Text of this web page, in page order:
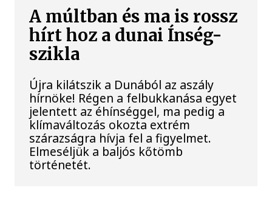
A múltban és ma is rossz
hírt hoz a dunai Ínség-
szikla
Újra kilátszik a Dunából az aszály
hírnöke! Régen a felbukkanása egyet
jelentett az éhínséggel, ma pedig a
klímaváltozás okozta extrém
szárazságra hívja fel a figyelmet.
Elmeséljük a baljós kőtömb
történetét.